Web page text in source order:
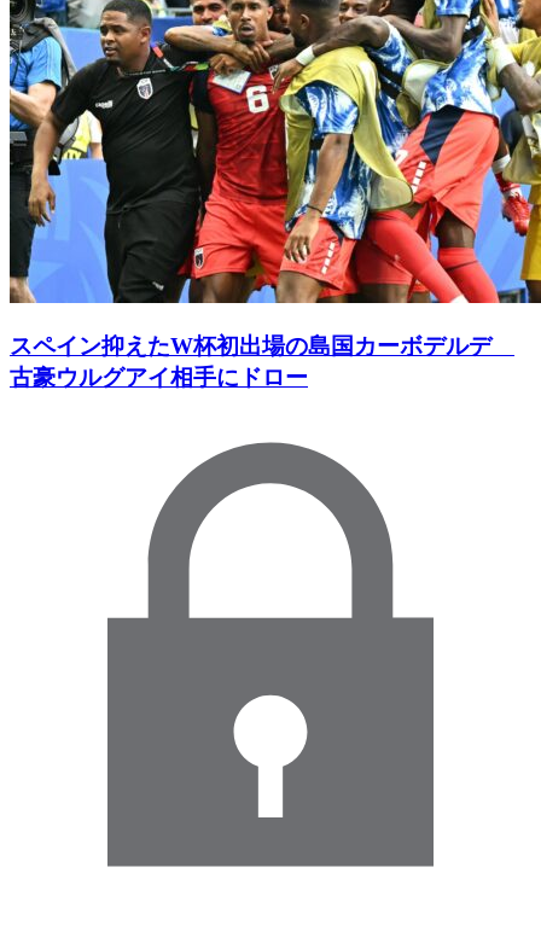
スペイン抑えたW杯初出場の島国カーボデルデ
古豪ウルグアイ相手にドロー